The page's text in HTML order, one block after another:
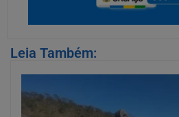
Leia Também: